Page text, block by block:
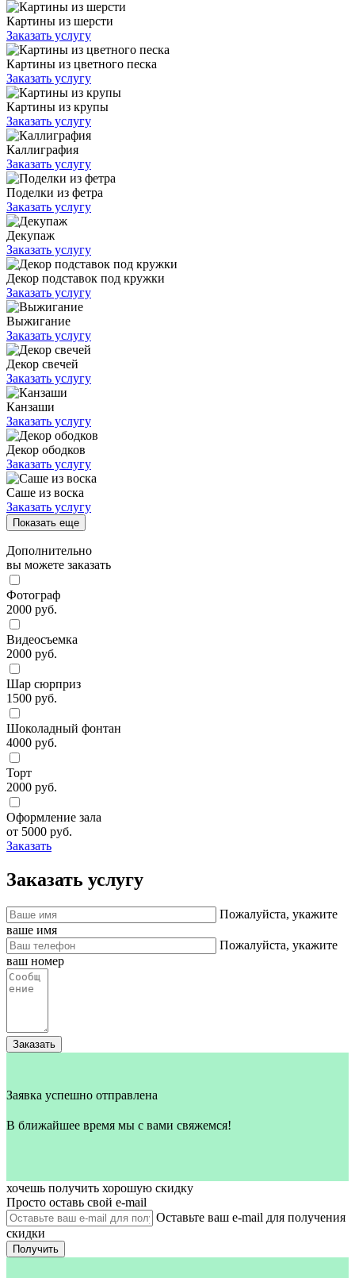
Картины из шерсти
Заказать услугу
Картины из цветного песка
Заказать услугу
Картины из крупы
Заказать услугу
Каллиграфия
Заказать услугу
Поделки из фетра
Заказать услугу
Декупаж
Заказать услугу
Декор подставок под кружки
Заказать услугу
Выжигание
Заказать услугу
Декор свечей
Заказать услугу
Канзаши
Заказать услугу
Декор ободков
Заказать услугу
Саше из воска
Заказать услугу
Показать еще
Дополнительно
вы можете заказать
Фотограф
2000 руб.
Видеосъемка
2000 руб.
Шар сюрприз
1500 руб.
Шоколадный фонтан
4000 руб.
Торт
2000 руб.
Оформление зала
от 5000 руб.
Заказать
Заказать услугу
Пожалуйста, укажите
ваше имя
Пожалуйста, укажите
ваш номер
Заказать
Заявка успешно отправлена
В ближайшее время мы с вами свяжемся!
хочешь получить хорошую скидку
Просто оставь свой e‑mail
Оставьте ваш e-mail для получения
скидки
Получить